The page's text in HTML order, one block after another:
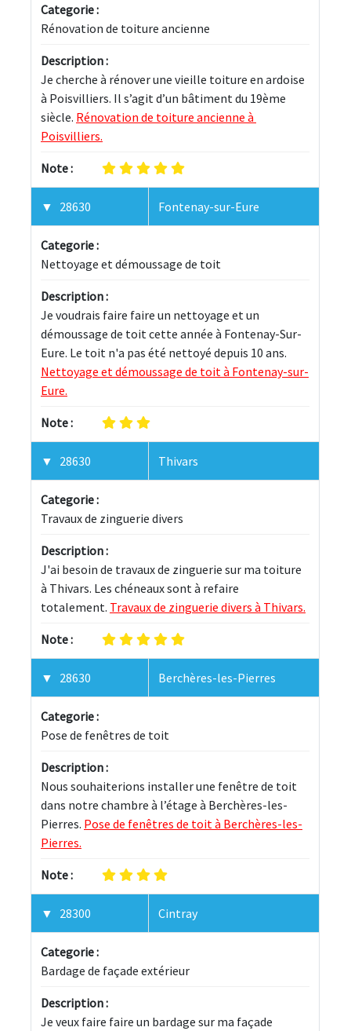
Categorie :
Rénovation de toiture ancienne
Description :
Je cherche à rénover une vieille toiture en ardoise
à Poisvilliers. Il s’agit d’un bâtiment du 19ème
siècle. Rénovation de toiture ancienne à
Poisvilliers.
Note :
28630 Fontenay-sur-Eure
Categorie :
Nettoyage et démoussage de toit
Description :
Je voudrais faire faire un nettoyage et un
démoussage de toit cette année à Fontenay-Sur-
Eure. Le toit n'a pas été nettoyé depuis 10 ans.
Nettoyage et démoussage de toit à Fontenay-sur-
Eure.
Note :
28630 Thivars
Categorie :
Travaux de zinguerie divers
Description :
J'ai besoin de travaux de zinguerie sur ma toiture
à Thivars. Les chéneaux sont à refaire
totalement. Travaux de zinguerie divers à Thivars.
Note :
28630 Berchères-les-Pierres
Categorie :
Pose de fenêtres de toit
Description :
Nous souhaiterions installer une fenêtre de toit
dans notre chambre à l’étage à Berchères-les-
Pierres. Pose de fenêtres de toit à Berchères-les-
Pierres.
Note :
28300 Cintray
Categorie :
Bardage de façade extérieur
Description :
Je veux faire faire un bardage sur ma façade